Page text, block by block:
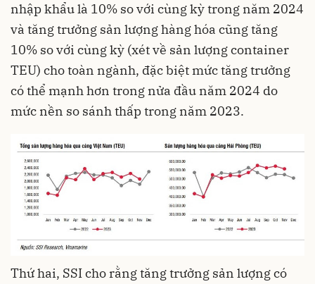
nhập khẩu là 10% so với cùng kỳ trong năm 2024
và tăng trưởng sản lượng hàng hóa cũng tăng
10% so với cùng kỳ (xét về sản lượng container
TEU) cho toàn ngành, đặc biệt mức tăng trưởng
có thể mạnh hơn trong nửa đầu năm 2024 do
mức nền so sánh thấp trong năm 2023.
Thứ hai, SSI cho rằng tăng trưởng sản lượng có